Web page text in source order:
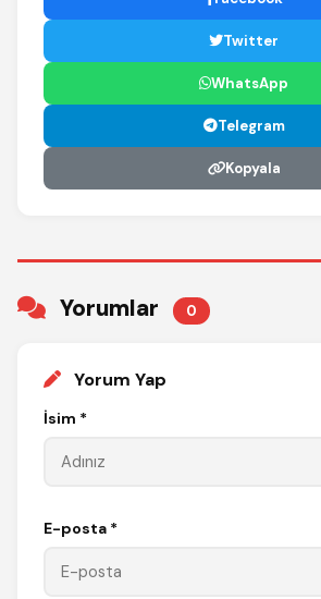
Twitter
WhatsApp
Telegram
Kopyala
Yorumlar 0
Yorum Yap
İsim *
E-posta *